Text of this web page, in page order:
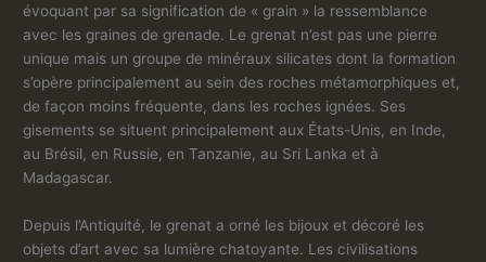
évoquant par sa signification de « grain » la ressemblance
avec les graines de grenade. Le grenat n’est pas une pierre
unique mais un groupe de minéraux silicates dont la formation
s’opère principalement au sein des roches métamorphiques et,
de façon moins fréquente, dans les roches ignées. Ses
gisements se situent principalement aux États-Unis, en Inde,
au Brésil, en Russie, en Tanzanie, au Sri Lanka et à
Madagascar.
Depuis l’Antiquité, le grenat a orné les bijoux et décoré les
objets d’art avec sa lumière chatoyante. Les civilisations